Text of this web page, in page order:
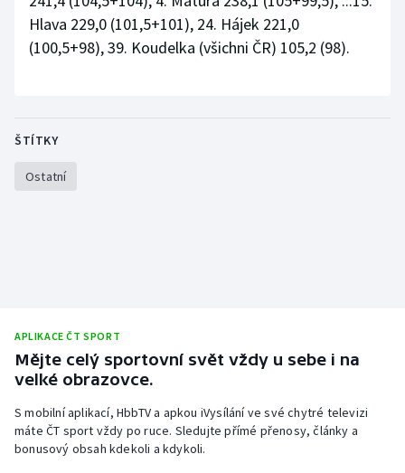
Motorsport
Plavání
Rychlostní kanoistika
Short track
Sportovní střelba
Hlava 229,0 (101,5+101), 24. Hájek 221,0
(100,5+98), 39. Koudelka (všichni ČR) 105,2 (98).
ŠTÍTKY
Ostatní
APLIKACE ČT SPORT
Mějte celý sportovní svět vždy u sebe i na
velké obrazovce.
S mobilní aplikací, HbbTV a apkou iVysílání ve své chytré televizi
máte ČT sport vždy po ruce. Sledujte přímé přenosy, články a
bonusový obsah kdekoli a kdykoli.